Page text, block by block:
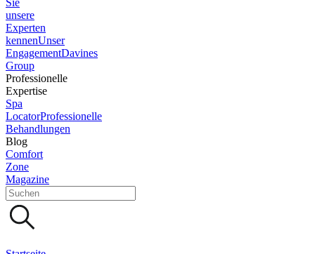
unsere
Experten
kennenUnser
EngagementDavines
Group
Professionelle
Expertise
Spa
LocatorProfessionelle
Behandlungen
Blog
Comfort
Zone
Magazine